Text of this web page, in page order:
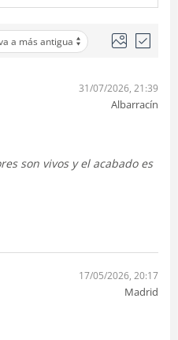
a más antigua
31/07/2026, 21:39
Albarracín
17/05/2026, 20:17
Madrid